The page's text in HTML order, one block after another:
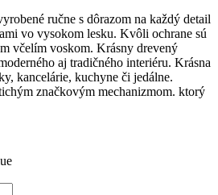
ručne s dôrazom na každý detail
vo vysokom lesku. Kvôli ochrane sú
včelím voskom. Krásny drevený
aj tradičného interiéru. Krásna
kancelárie, kuchyne či jedálne.
značkovým mechanizmom. ktorý